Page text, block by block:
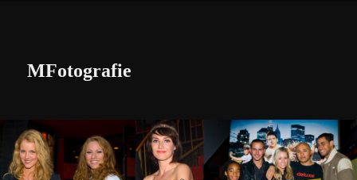
MFotografie